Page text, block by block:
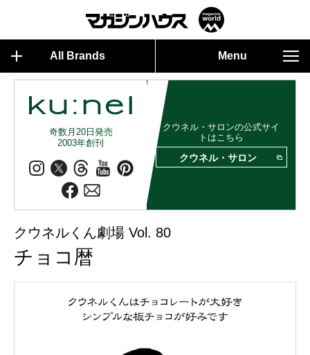
All Brands Menu
奇数月20日発売
2003年創刊
クウネル・サロンの公式サイ
トはこちら
クウネル・サロン
クウネルくん劇場 Vol. 80
チョコ暦